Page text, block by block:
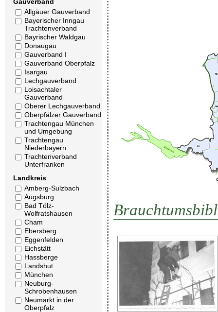
Allgäuer Gauverband
Bayerischer Inngau
Trachtenverband
Bayrischer Waldgau
Donaugau
Gauverband I
Gauverband Oberpfalz
Isargau
Lechgauverband
Loisachtaler
Gauverband
Oberer Lechgauverband
Oberpfälzer Gauverband
Trachtengau München
und Umgebung
Trachtengau
Niederbayern
Trachtenverband
Unterfranken
Landkreis
Amberg-Sulzbach
Augsburg
Bad Tölz-
Wolfratshausen
Cham
Ebersberg
Eggenfelden
Eichstätt
Hassberge
Landshut
München
Neuburg-
Schrobenhausen
Neumarkt in der
Oberpfalz